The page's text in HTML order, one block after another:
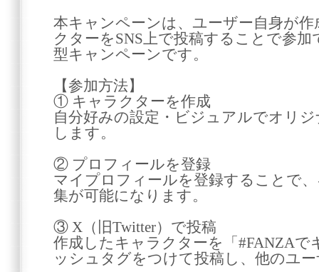
本キャンペーンは、ユーザー自身が
クターをSNS上で投稿することで参
型キャンペーンです。
【参加方法】
① キャラクターを作成
自分好みの設定・ビジュアルでオリ
します。
② プロフィールを登録
マイプロフィールを登録することで
集が可能になります。
③ X（旧Twitter）で投稿
作成したキャラクターを「#FANZAで
ッシュタグをつけて投稿し、他のユ